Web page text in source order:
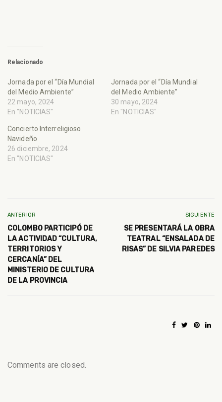
Relacionado
Jornada por el “Día Mundial
del Medio Ambiente”
22 mayo, 2024
En "NOTICIAS"
Jornada por el “Día Mundial
del Medio Ambiente”
30 mayo, 2024
En "NOTICIAS"
Concierto Interreligioso
Navideño
26 diciembre, 2024
En "NOTICIAS"
ANTERIOR
COLOMBO PARTICIPÓ DE
LA ACTIVIDAD “CULTURA,
TERRITORIOS Y
CERCANÍA” DEL
MINISTERIO DE CULTURA
DE LA PROVINCIA
SIGUIENTE
SE PRESENTARÁ LA OBRA
TEATRAL “ENSALADA DE
RISAS” DE SILVIA PAREDES
Comments are closed.